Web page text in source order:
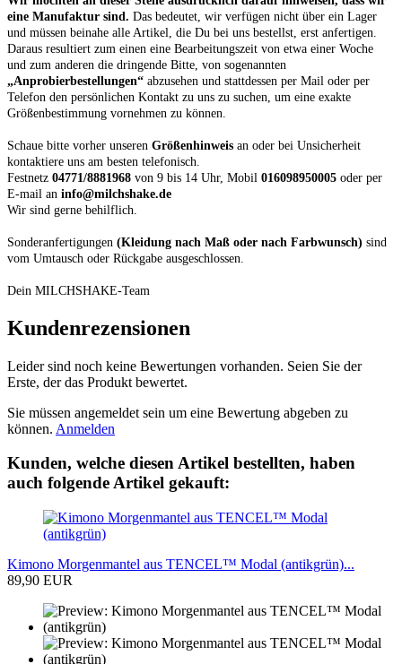
eine Manufaktur sind. Das bedeutet, wir verfügen nicht über ein Lager
und müssen beinahe alle Artikel, die Du bei uns bestellst, erst anfertigen.
Daraus resultiert zum einen eine Bearbeitungszeit von etwa einer Woche
und zum anderen die dringende Bitte, von sogenannten
„Anprobierbestellungen“ abzusehen und stattdessen per Mail oder per
Telefon den persönlichen Kontakt zu uns zu suchen, um eine exakte
Größenbestimmung vornehmen zu können.
Schaue bitte vorher unseren Größenhinweis an oder bei Unsicherheit
kontaktiere uns am besten telefonisch.
Festnetz 04771/8881968 von 9 bis 14 Uhr, Mobil 016098950005 oder per
E-mail an info@milchshake.de
Wir sind gerne behilflich.
Sonderanfertigungen (Kleidung nach Maß oder nach Farbwunsch) sind
vom Umtausch oder Rückgabe ausgeschlossen.
Dein MILCHSHAKE-Team
Kundenrezensionen
Leider sind noch keine Bewertungen vorhanden. Seien Sie der
Erste, der das Produkt bewertet.
Sie müssen angemeldet sein um eine Bewertung abgeben zu
können. Anmelden
Kunden, welche diesen Artikel bestellten, haben
auch folgende Artikel gekauft:
Kimono Morgenmantel aus TENCEL™ Modal (antikgrün)...
89,90 EUR